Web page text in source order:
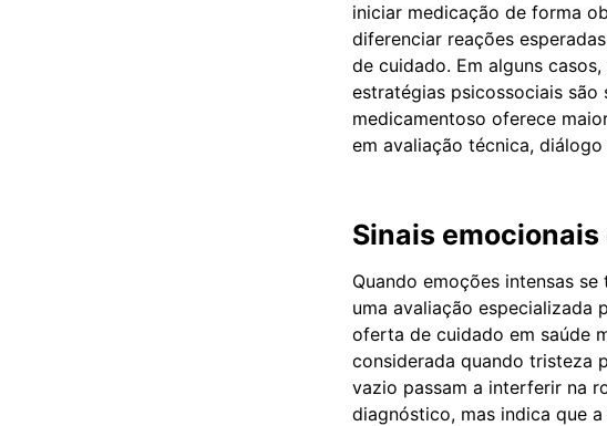
iniciar medicação de forma
diferenciar reações
de cuidado. Em alguns
estratégias psicossociais
medicamentoso oferece
em avaliação técnica,
Sinais
Quando emoções intensas
uma avaliação especializada
oferta de cuidado em saúde
considerada quando tristeza
vazio passam a interferir na
diagnóstico, mas indica que